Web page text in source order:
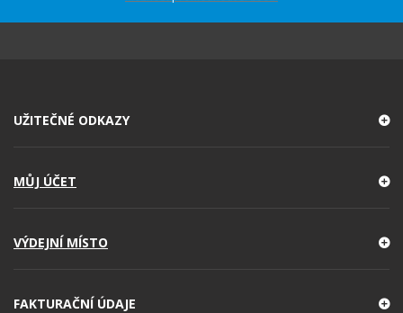
UŽITEČNÉ ODKAZY
MŮJ ÚČET
VÝDEJNÍ MÍSTO
FAKTURAČNÍ ÚDAJE